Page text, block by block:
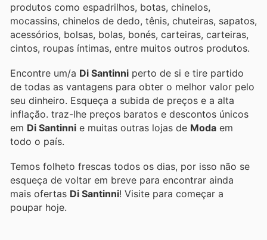
produtos como espadrilhos, botas, chinelos,
mocassins, chinelos de dedo, tênis, chuteiras, sapatos,
acessórios, bolsas, bolas, bonés, carteiras, carteiras,
cintos, roupas íntimas, entre muitos outros produtos.
Encontre um/a Di Santinni perto de si e tire partido
de todas as vantagens para obter o melhor valor pelo
seu dinheiro. Esqueça a subida de preços e a alta
inflação. traz-lhe preços baratos e descontos únicos
em Di Santinni e muitas outras lojas de Moda em
todo o país.
Temos folheto frescas todos os dias, por isso não se
esqueça de voltar em breve para encontrar ainda
mais ofertas Di Santinni ! Visite para começar a
poupar hoje.